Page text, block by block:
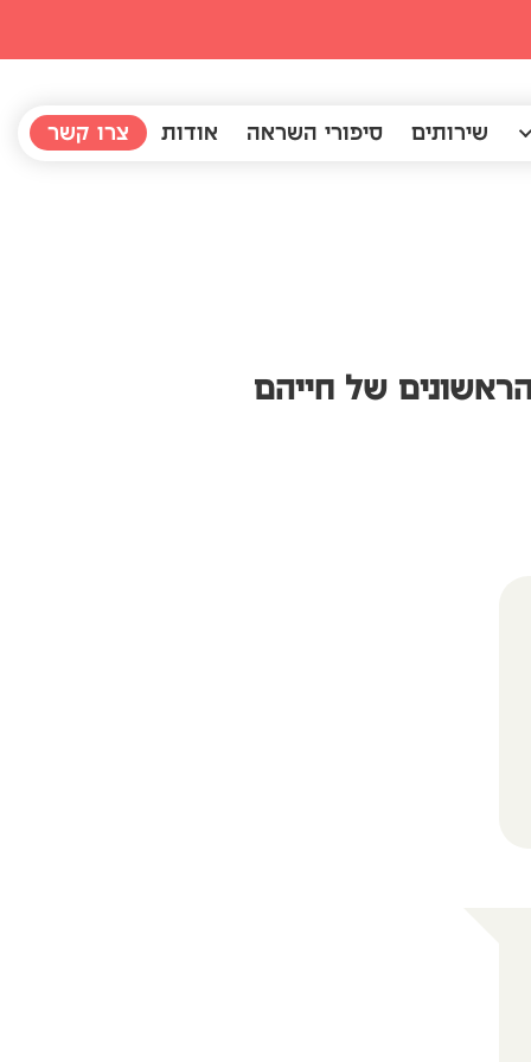
שירותים סיפורי השראה אודות צרו קשר
של חייהם